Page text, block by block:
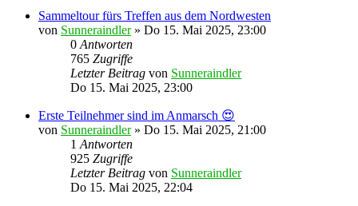
Sammeltour fürs Treffen aus dem Nordwesten
von Sunneraindler» Do 15. Mai 2025, 23:00
0 Antworten
765 Zugriffe
Letzter Beitrag von Sunneraindler
Do 15. Mai 2025, 23:00
Erste Teilnehmer sind im Anmarsch 😍
von Sunneraindler» Do 15. Mai 2025, 21:00
1 Antworten
925 Zugriffe
Letzter Beitrag von Sunneraindler
Do 15. Mai 2025, 22:04